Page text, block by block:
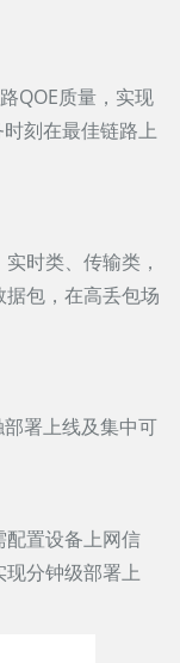
QOE质量，实现
刻在最佳链路上
时类、传输类，
包，在高丢包场
署上线及集中可
置设备上网信
分钟级部署上